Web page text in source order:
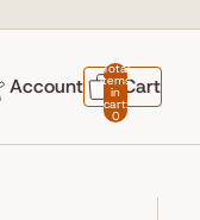
Account
Total
items
in
cart:
0
Cart